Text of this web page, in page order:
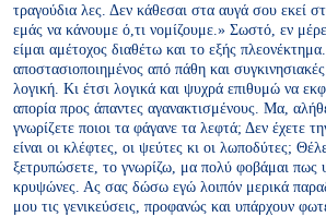
τραγούδια λες. Δεν κάθεσαι στα αυγά σου εκεί
εμάς να κάνουμε ό,τι νομίζουμε.» Σωστό, εν
είμαι αμέτοχος διαθέτω και το εξής
αποστασιοποιημένος από πάθη και
λογική. Κι έτσι λογικά και ψυχρά επιθυμώ να
απορία προς άπαντες αγανακτισμένους. Μα,
γνωρίζετε ποιοι τα φάγανε τα λεφτά; Δεν έχετε
είναι οι κλέφτες, οι ψεύτες κι οι λωποδύτες;
ξετρυπώσετε, το γνωρίζω, μα πολύ φοβάμαι πως
κρυψώνες. Ας σας δώσω εγώ λοιπόν μερικά
μου τις γενικεύσεις, προφανώς και υπάρχουν